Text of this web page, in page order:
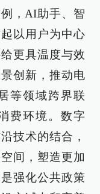
，AI助手、智
以用户为中心
更具温度与效
创新，推动电
等领域跨界联
费环境。数字
技术的结合，
间，塑造更加
强化公共政策